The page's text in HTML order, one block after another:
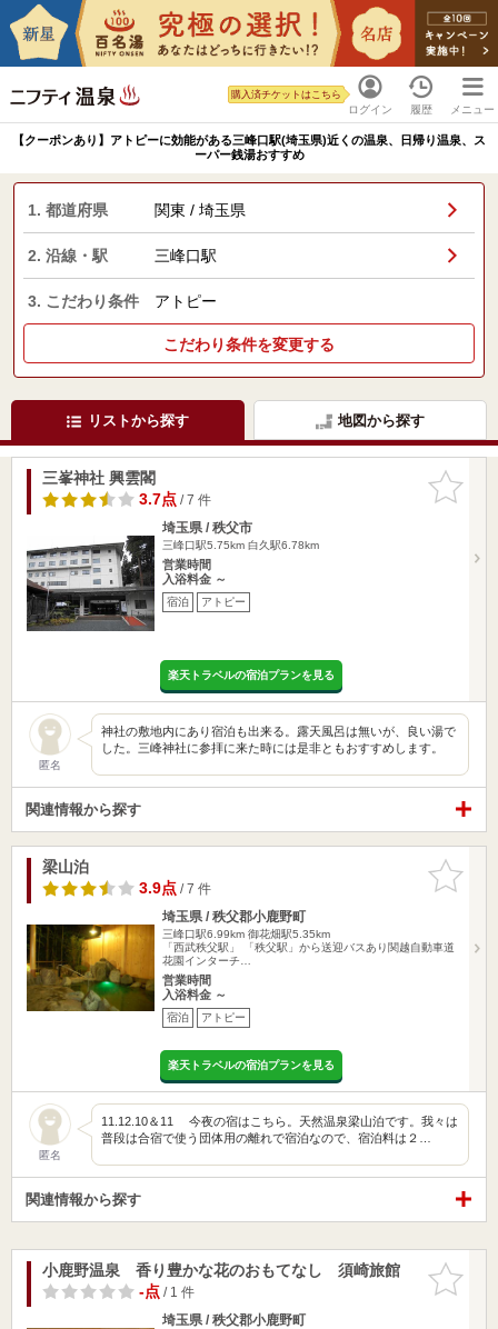
ログイン
購入済チケットはこちら
履歴 メニュー
【クーポンあり】アトピーに効能がある三峰口駅(埼玉県)近くの温泉、日帰り温泉、ス
ーパー銭湯おすすめ
1. 都道府県 関東 / 埼玉県
2. 沿線・駅 三峰口駅
3. こだわり条件 アトピー
こだわり条件を変更する
リストから探す 地図から探す
お気に入
りに追加
三峯神社 興雲閣
3.7点/ 7 件
埼玉県 / 秩父市
三峰口駅5.75km 白久駅6.78km
営業時間
入浴料金 ～
宿泊 アトピー
楽天トラベルの宿泊プランを見る
匿名
神社の敷地内にあり宿泊も出来る。露天風呂は無いが、良い湯で
した。三峰神社に参拝に来た時には是非ともおすすめします。
関連情報から探す
お気に入
りに追加
梁山泊
3.9点/ 7 件
埼玉県 / 秩父郡小鹿野町
三峰口駅6.99km 御花畑駅5.35km
「西武秩父駅」 「秩父駅」から送迎バスあり関越自動車道
花園インターチ…
営業時間
入浴料金 ～
宿泊 アトピー
楽天トラベルの宿泊プランを見る
匿名
11.12.10＆11 今夜の宿はこちら。天然温泉梁山泊です。我々は
普段は合宿で使う団体用の離れで宿泊なので、宿泊料は２…
関連情報から探す
お気に入
りに追加
小鹿野温泉 香り豊かな花のおもてなし 須崎旅館
-点/ 1 件
埼玉県 / 秩父郡小鹿野町